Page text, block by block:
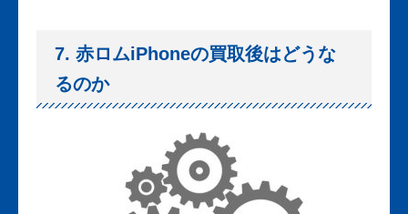
7. 赤ロムiPhoneの買取後はどうな
るのか